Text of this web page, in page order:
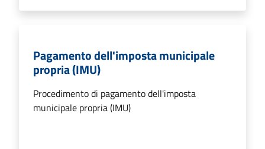
Pagamento dell'imposta municipale
propria (IMU)
Procedimento di pagamento dell'imposta
municipale propria (IMU)